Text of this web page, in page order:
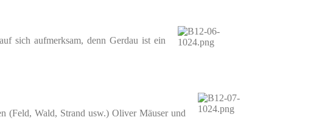
sich aufmerksam, denn Gerdau ist ein
(Feld, Wald, Strand usw.) Oliver Mäuser und